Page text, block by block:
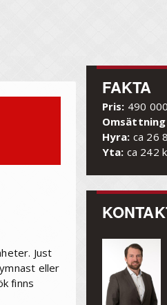
Just
eller
finns
FAKTA
Pris: 490
Hyra: ca 26
Yta: ca 242